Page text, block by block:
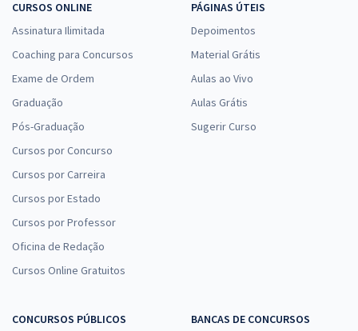
CURSOS ONLINE
Assinatura Ilimitada
Coaching para Concursos
Exame de Ordem
Graduação
Pós-Graduação
Cursos por Concurso
Cursos por Carreira
Cursos por Estado
Cursos por Professor
Oficina de Redação
Cursos Online Gratuitos
PÁGINAS ÚTEIS
Depoimentos
Material Grátis
Aulas ao Vivo
Aulas Grátis
Sugerir Curso
CONCURSOS PÚBLICOS
BANCAS DE CONCURSOS